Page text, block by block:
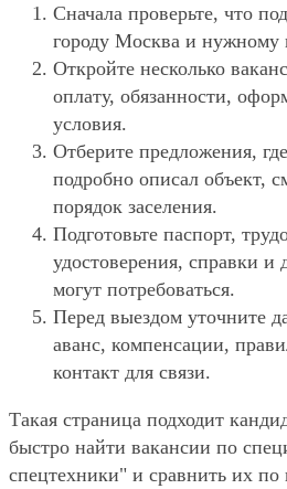
Сначала проверьте, что
городу Москва и нужному
Откройте несколько
оплату, обязанности,
условия.
Отберите предложения,
подробно описал объект,
порядок заселения.
Подготовьте паспорт,
удостоверения, справки и
могут потребоваться.
Перед выездом уточните
аванс, компенсации,
контакт для связи.
Такая страница подходит
быстро найти вакансии по
спецтехники" и сравнить их по